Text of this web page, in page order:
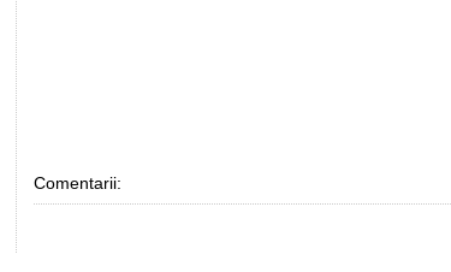
Comentarii: